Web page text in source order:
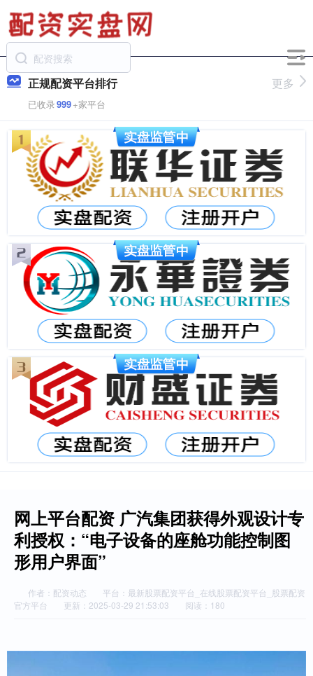
正规配资平台排行
已收录999+家平台
更多
网上平台配资 广汽集团获得外观设计专
利授权：“电子设备的座舱功能控制图
形用户界面”
作者：配资动态
平台：最新股票配资平台_在线股票配资平台_股票配资
官方平台
更新：2025-03-29 21:53:03 阅读：180